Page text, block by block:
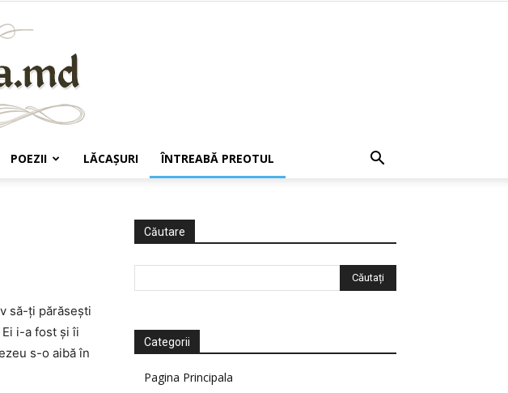
POEZII LĂCAŞURI ÎNTREABĂ PREOTUL
să-ţi părăseşti
i-a fost şi îi
s-o aibă în
Căutare
Categorii
Pagina Principala